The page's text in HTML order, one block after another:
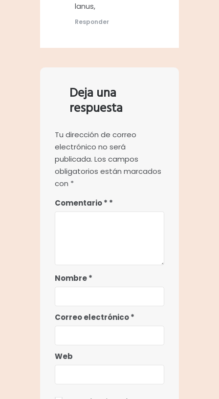
lanus,
Responder
Deja una
respuesta
Tu dirección de correo
electrónico no será
publicada. Los campos
obligatorios están marcados
con *
Comentario*
Nombre*
Correo electrónico*
Web